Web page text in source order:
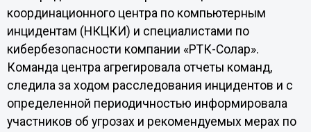
координационного центра по компьютерным
инцидентам (НКЦКИ) и специалистами по
кибербезопасности компании «РТК-Солар».
Команда центра агрегировала отчеты команд,
следила за ходом расследования инцидентов и с
определенной периодичностью информировала
участников об угрозах и рекомендуемых мерах по